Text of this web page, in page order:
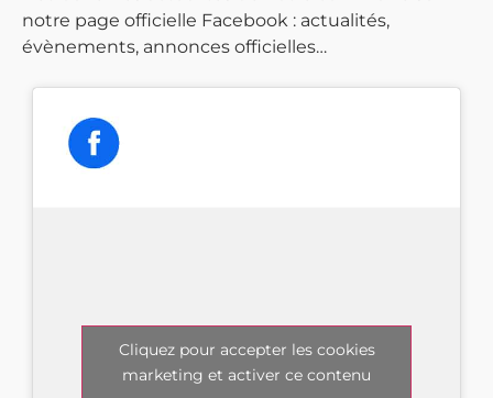
notre page officielle Facebook : actualités,
évènements, annonces officielles…
Cliquez pour accepter les cookies
marketing et activer ce contenu